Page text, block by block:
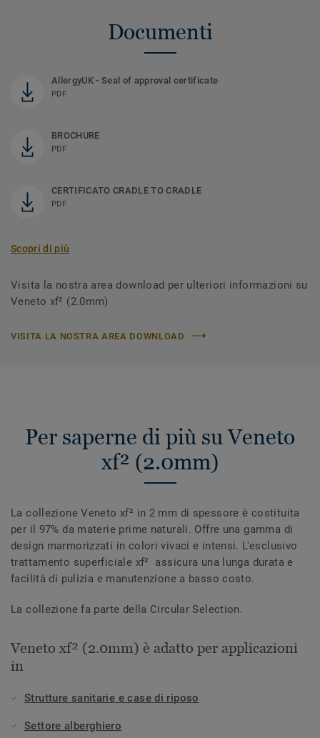
Documenti
AllergyUK - Seal of approval certificate
PDF
BROCHURE
PDF
CERTIFICATO CRADLE TO CRADLE
PDF
Scopri di più
Visita la nostra area download per ulteriori informazioni su
Veneto xf² (2.0mm)
VISITA LA NOSTRA AREA DOWNLOAD
Per saperne di più su Veneto
xf² (2.0mm)
La collezione Veneto xf² in 2 mm di spessore è costituita
per il 97% da materie prime naturali. Offre una gamma di
design marmorizzati in colori vivaci e intensi. L'esclusivo
trattamento superficiale xf² assicura una lunga durata e
facilità di pulizia e manutenzione a basso costo.
La collezione fa parte della Circular Selection.
Veneto xf² (2.0mm) è adatto per applicazioni
in
Strutture sanitarie e case di riposo
Settore alberghiero